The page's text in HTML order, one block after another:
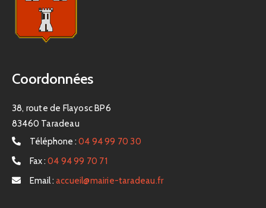
Coordonnées
38, route de Flayosc BP6
83460 Taradeau
Téléphone : 04 94 99 70 30
Fax : 04 94 99 70 71
Email : accueil@mairie-taradeau.fr